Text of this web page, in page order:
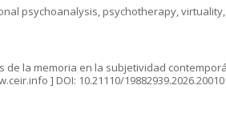
psychoanalysis, psychotherapy,
de la memoria en la subjetividad
] DOI: 10.21110/